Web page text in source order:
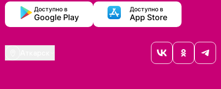
Доступно в
Google Play
Доступно в
App Store